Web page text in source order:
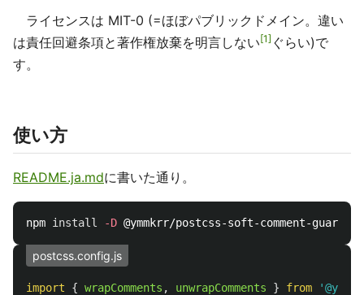
ライセンスは MIT-0 (=ほぼパブリックドメイン。違い
は責任回避条項と著作権放棄を明言しない 1 ぐらい)で
す。
使い方
README.ja.mdに書いた通り。
npm install -D
postcss.config.js
import { wrapComments , unwrapComments } from '